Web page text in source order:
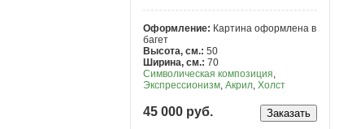
Оформление: Картина оформлена в
багет
Высота, см.: 50
Ширина, см.: 70
Символическая композиция,
Экспрессионизм, Акрил, Холст
45 000 руб.